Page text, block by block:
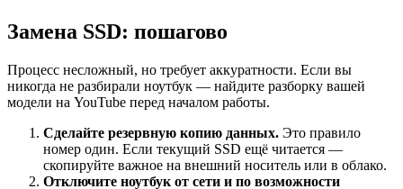
Замена SSD: пошагово
Процесс несложный, но требует аккуратности. Если вы
никогда не разбирали ноутбук — найдите разборку вашей
модели на YouTube перед началом работы.
Сделайте резервную копию данных. Это правило
номер один. Если текущий SSD ещё читается —
скопируйте важное на внешний носитель или в облако.
Отключите ноутбук от сети и по возможности